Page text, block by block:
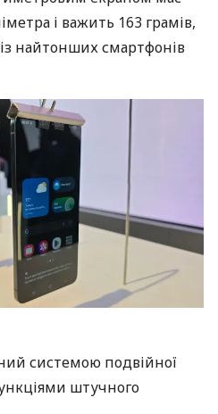
і важить 163 грамів,
найтонших смартфонів
системою подвійної
штучного